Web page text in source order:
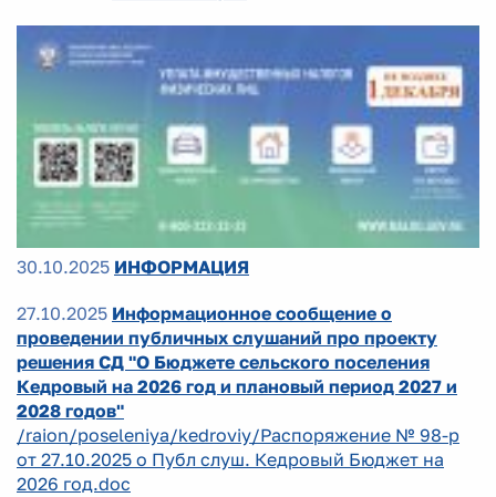
30.10.2025 ИНФОРМАЦИЯ
27.10.2025 Информационное сообщение о
проведении публичных слушаний про проекту
решения СД "О Бюджете сельского поселения
Кедровый на 2026 год и плановый период 2027 и
2028 годов"
/raion/poseleniya/kedroviy/Распоряжение № 98-р
от 27.10.2025 о Публ слуш. Кедровый Бюджет на
2026 год.doc